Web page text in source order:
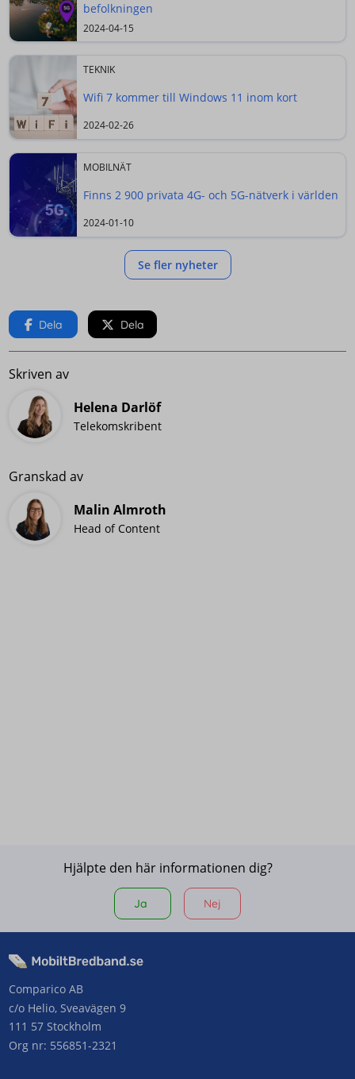
befolkningen
2024-04-15
TEKNIK
Wifi 7 kommer till Windows 11 inom kort
2024-02-26
MOBILNÄT
Finns 2 900 privata 4G- och 5G-nätverk i världen
2024-01-10
Se fler nyheter
Dela Dela
Skriven av
Helena Darlöf
Telekomskribent
Granskad av
Malin Almroth
Head of Content
Hjälpte den här informationen dig?
Ja Nej
Comparico AB
c/o Helio, Sveavägen 9
111 57 Stockholm
Org nr: 556851-2321